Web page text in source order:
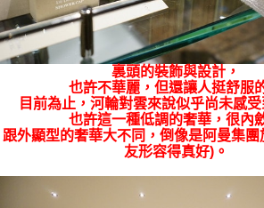
裏頭的裝飾與設計，
也許不華麗，但還讓人挺舒服
目前為止，河輪對雲來說似乎尚未感受
也許這一種低調的奢華，很內
跟外顯型的奢華大不同，倒像是阿曼集團
友形容得真好)。